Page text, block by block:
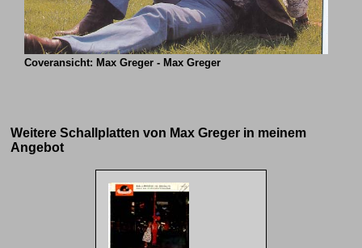
Coveransicht: Max Greger - Max Greger
Weitere Schallplatten von Max Greger in meinem
Angebot